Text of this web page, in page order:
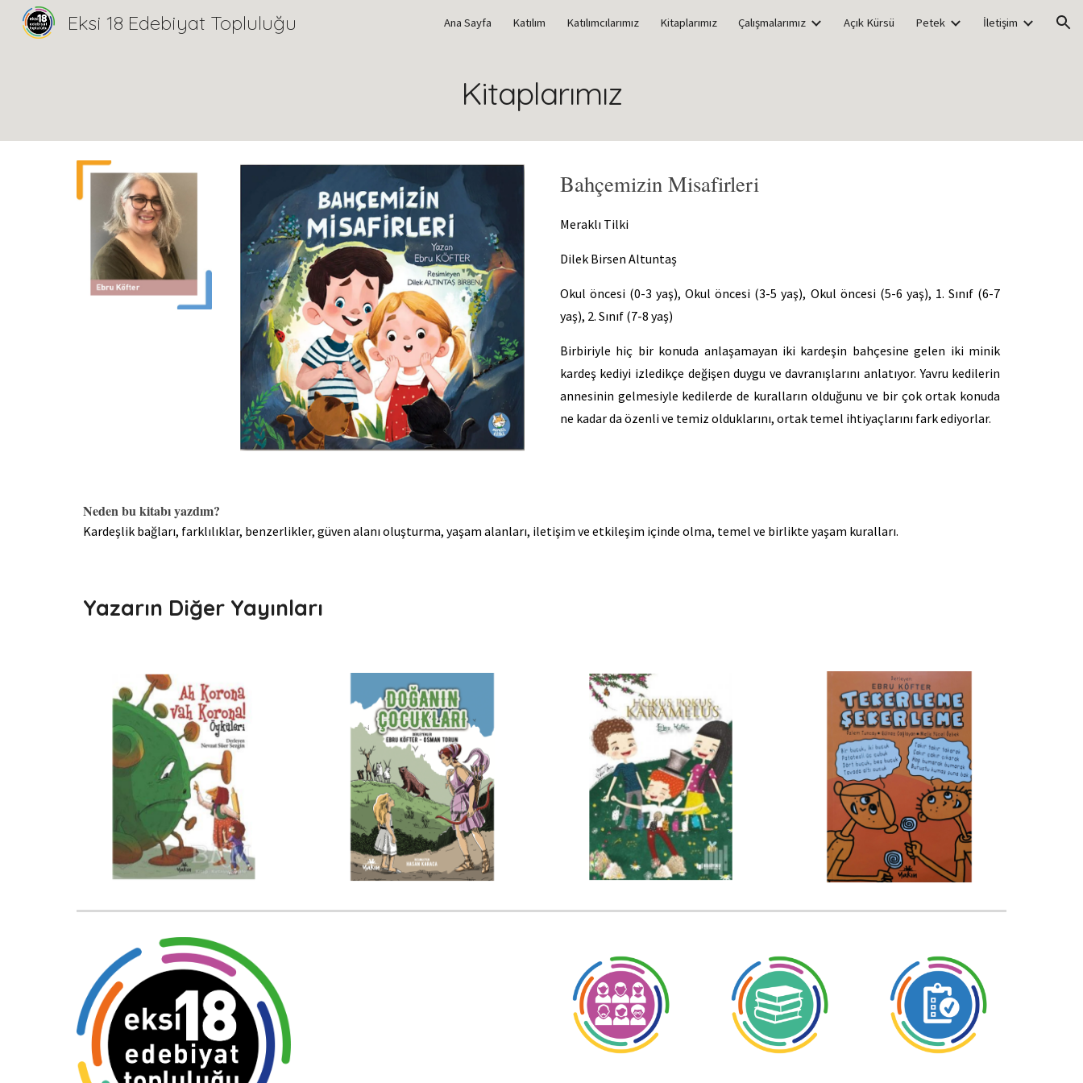
Skip to main content Skip to navigation
Eksi 18 Edebiyat Topluluğu Ana Sayfa Katılım Katılımcılarımız Kitaplarımız Çalışmalarımız Açık Kürsü Petek İletişim
Kitaplarımız
Bahçemizin Misafirleri
Meraklı Tilki
Dilek Birsen Altuntaş
Okul öncesi (0-3 yaş), Okul öncesi (3-5 yaş), Okul öncesi (5-6 yaş), 1. Sınıf (6-7
yaş), 2. Sınıf (7-8 yaş)
Birbiriyle hiç bir konuda anlaşamayan iki kardeşin bahçesine gelen iki minik
kardeş kediyi izledikçe değişen duygu ve davranışlarını anlatıyor. Yavru kedilerin
annesinin gelmesiyle kedilerde de kuralların olduğunu ve bir çok ortak konuda
ne kadar da özenli ve temiz olduklarını, ortak temel ihtiyaçlarını fark ediyorlar.
Neden bu kitabı yazdım?
Kardeşlik bağları, farklılıklar, benzerlikler, güven alanı oluşturma, yaşam alanları, iletişim ve etkileşim içinde olma, temel ve birlikte yaşam kuralları.
Yazarın Diğer Yayınları